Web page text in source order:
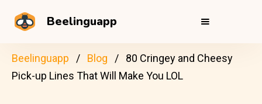
Beelinguapp
Beelinguapp Blog
80 Cringey and Cheesy
Pick-up Lines That Will Make You LOL